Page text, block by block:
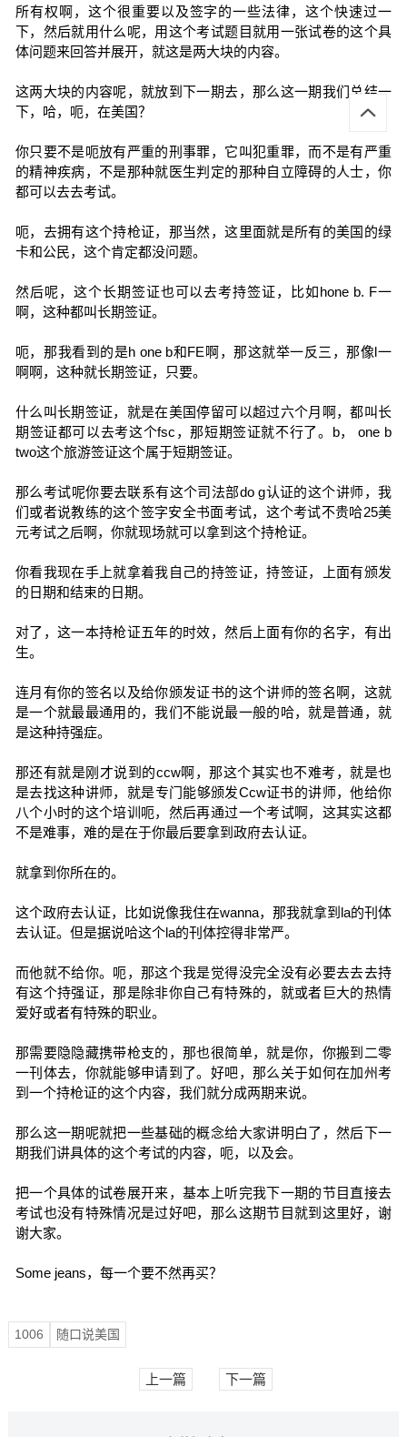
所有权啊，这个很重要以及签字的一些法律，这个快速过一
下，然后就用什么呢，用这个考试题目就用一张试卷的这个具
体问题来回答并展开，就这是两大块的内容。
这两大块的内容呢，就放到下一期去，那么这一期我们总结一
下，哈，呃，在美国？
你只要不是呃放有严重的刑事罪，它叫犯重罪，而不是有严重
的精神疾病，不是那种就医生判定的那种自立障碍的人士，你
都可以去去考试。
呃，去拥有这个持枪证，那当然，这里面就是所有的美国的绿
卡和公民，这个肯定都没问题。
然后呢，这个长期签证也可以去考持签证，比如hone b. F一
啊，这种都叫长期签证。
呃，那我看到的是h one b和FE啊，那这就举一反三，那像l一
啊啊，这种就长期签证，只要。
什么叫长期签证，就是在美国停留可以超过六个月啊，都叫长
期签证都可以去考这个fsc，那短期签证就不行了。b， one b
two这个旅游签证这个属于短期签证。
那么考试呢你要去联系有这个司法部do g认证的这个讲师，我
们或者说教练的这个签字安全书面考试，这个考试不贵哈25美
元考试之后啊，你就现场就可以拿到这个持枪证。
你看我现在手上就拿着我自己的持签证，持签证，上面有颁发
的日期和结束的日期。
对了，这一本持枪证五年的时效，然后上面有你的名字，有出
生。
连月有你的签名以及给你颁发证书的这个讲师的签名啊，这就
是一个就最最通用的，我们不能说最一般的哈，就是普通，就
是这种持强症。
那还有就是刚才说到的ccw啊，那这个其实也不难考，就是也
是去找这种讲师，就是专门能够颁发Ccw证书的讲师，他给你
八个小时的这个培训呃，然后再通过一个考试啊，这其实这都
不是难事，难的是在于你最后要拿到政府去认证。
就拿到你所在的。
这个政府去认证，比如说像我住在wanna，那我就拿到la的刊体
去认证。但是据说哈这个la的刊体控得非常严。
而他就不给你。呃，那这个我是觉得没完全没有必要去去去持
有这个持强证，那是除非你自己有特殊的，就或者巨大的热情
爱好或者有特殊的职业。
那需要隐隐藏携带枪支的，那也很简单，就是你，你搬到二零
一刊体去，你就能够申请到了。好吧，那么关于如何在加州考
到一个持枪证的这个内容，我们就分成两期来说。
那么这一期呢就把一些基础的概念给大家讲明白了，然后下一
期我们讲具体的这个考试的内容，呃，以及会。
把一个具体的试卷展开来，基本上听完我下一期的节目直接去
考试也没有特殊情况是过好吧，那么这期节目就到这里好，谢
谢大家。
Some jeans，每一个要不然再买？
1006 随口说美国
上一篇 下一篇